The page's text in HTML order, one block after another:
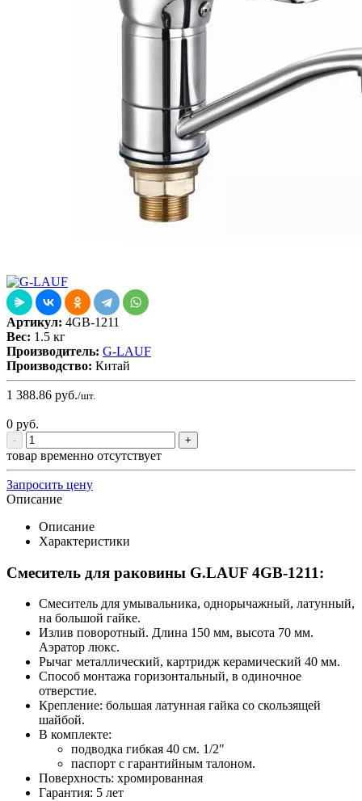
Артикул: 4GB-1211
Вес: 1.5 кг
Производитель: G-LAUF
Производство: Китай
1 388.86 руб./шт.
0 руб.
- +
товар временно отсутствует
Запросить цену
Описание
Описание
Характеристики
Смеситель для раковины G.LAUF 4GB-1211:
Смеситель для умывальника, однорычажный, латунный,
на большой гайке.
Излив поворотный. Длина 150 мм, высота 70 мм.
Аэратор люкс.
Рычаг металлический, картридж керамический 40 мм.
Способ монтажа горизонтальный, в одиночное
отверстие.
Крепление: большая латунная гайка со скользящей
шайбой.
В комплекте:
подводка гибкая 40 см. 1/2"
паспорт с гарантийным талоном.
Поверхность: хромированная
Гарантия: 5 лет